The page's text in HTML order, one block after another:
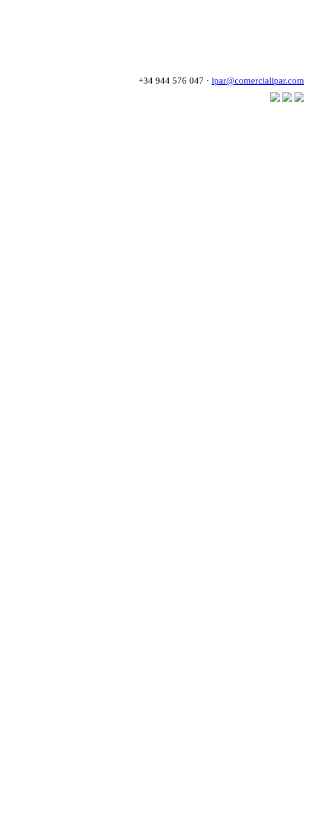
+34 944 576 047 · ipar@comercialipar.com